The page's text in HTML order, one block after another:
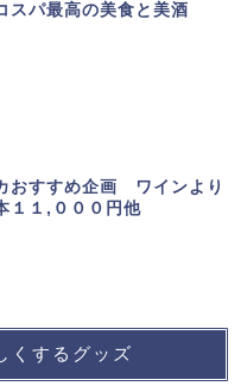
パ最高の美食と美酒
おすすめ企画 ワインより
１１,０００円他
くするグッズ